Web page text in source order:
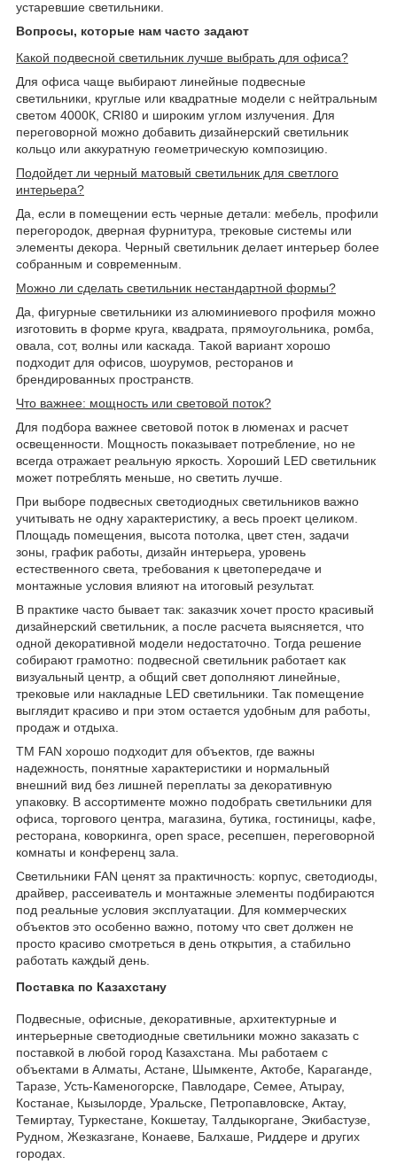
устаревшие светильники.
Вопросы, которые нам часто задают
Какой подвесной светильник лучше выбрать для офиса?
Для офиса чаще выбирают линейные подвесные
светильники, круглые или квадратные модели с нейтральным
светом 4000К, CRI80 и широким углом излучения. Для
переговорной можно добавить дизайнерский светильник
кольцо или аккуратную геометрическую композицию.
Подойдет ли черный матовый светильник для светлого
интерьера?
Да, если в помещении есть черные детали: мебель, профили
перегородок, дверная фурнитура, трековые системы или
элементы декора. Черный светильник делает интерьер более
собранным и современным.
Можно ли сделать светильник нестандартной формы?
Да, фигурные светильники из алюминиевого профиля можно
изготовить в форме круга, квадрата, прямоугольника, ромба,
овала, сот, волны или каскада. Такой вариант хорошо
подходит для офисов, шоурумов, ресторанов и
брендированных пространств.
Что важнее: мощность или световой поток?
Для подбора важнее световой поток в люменах и расчет
освещенности. Мощность показывает потребление, но не
всегда отражает реальную яркость. Хороший LED светильник
может потреблять меньше, но светить лучше.
При выборе подвесных светодиодных светильников важно
учитывать не одну характеристику, а весь проект целиком.
Площадь помещения, высота потолка, цвет стен, задачи
зоны, график работы, дизайн интерьера, уровень
естественного света, требования к цветопередаче и
монтажные условия влияют на итоговый результат.
В практике часто бывает так: заказчик хочет просто красивый
дизайнерский светильник, а после расчета выясняется, что
одной декоративной модели недостаточно. Тогда решение
собирают грамотно: подвесной светильник работает как
визуальный центр, а общий свет дополняют линейные,
трековые или накладные LED светильники. Так помещение
выглядит красиво и при этом остается удобным для работы,
продаж и отдыха.
ТМ FAN хорошо подходит для объектов, где важны
надежность, понятные характеристики и нормальный
внешний вид без лишней переплаты за декоративную
упаковку. В ассортименте можно подобрать светильники для
офиса, торгового центра, магазина, бутика, гостиницы, кафе,
ресторана, коворкинга, open space, ресепшен, переговорной
комнаты и конференц зала.
Светильники FAN ценят за практичность: корпус, светодиоды,
драйвер, рассеиватель и монтажные элементы подбираются
под реальные условия эксплуатации. Для коммерческих
объектов это особенно важно, потому что свет должен не
просто красиво смотреться в день открытия, а стабильно
работать каждый день.
Поставка по Казахстану
Подвесные, офисные, декоративные, архитектурные и
интерьерные светодиодные светильники можно заказать с
поставкой в любой город Казахстана. Мы работаем с
объектами в Алматы, Астане, Шымкенте, Актобе, Караганде,
Таразе, Усть-Каменогорске, Павлодаре, Семее, Атырау,
Костанае, Кызылорде, Уральске, Петропавловске, Актау,
Темиртау, Туркестане, Кокшетау, Талдыкоргане, Экибастузе,
Рудном, Жезказгане, Конаеве, Балхаше, Риддере и других
городах.